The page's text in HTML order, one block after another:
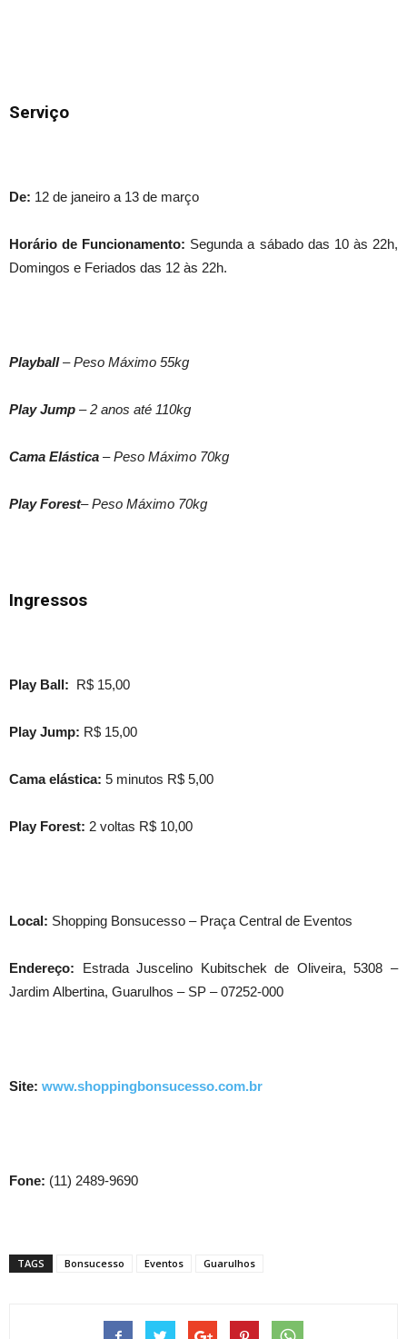
Serviço
De: 12 de janeiro a 13 de março
Horário de Funcionamento: Segunda a sábado das 10 às 22h,
Domingos e Feriados das 12 às 22h.
Playball– Peso Máximo 55kg
Play Jump – 2 anos até 110kg
Cama Elástica – Peso Máximo 70kg
Play Forest– Peso Máximo 70kg
Ingressos
Play Ball: R$ 15,00
Play Jump: R$ 15,00
Cama elástica: 5 minutos R$ 5,00
Play Forest: 2 voltas R$ 10,00
Local: Shopping Bonsucesso – Praça Central de Eventos
Endereço: Estrada Juscelino Kubitschek de Oliveira, 5308 –
Jardim Albertina, Guarulhos – SP – 07252-000
Site: www.shoppingbonsucesso.com.br
Fone: (11) 2489-9690
TAGS Bonsucesso Eventos Guarulhos